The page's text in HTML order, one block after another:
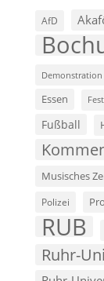
AfD
Demonstration
Essen
Fußball
Musisches
Polizei
RUB
Ruhr-